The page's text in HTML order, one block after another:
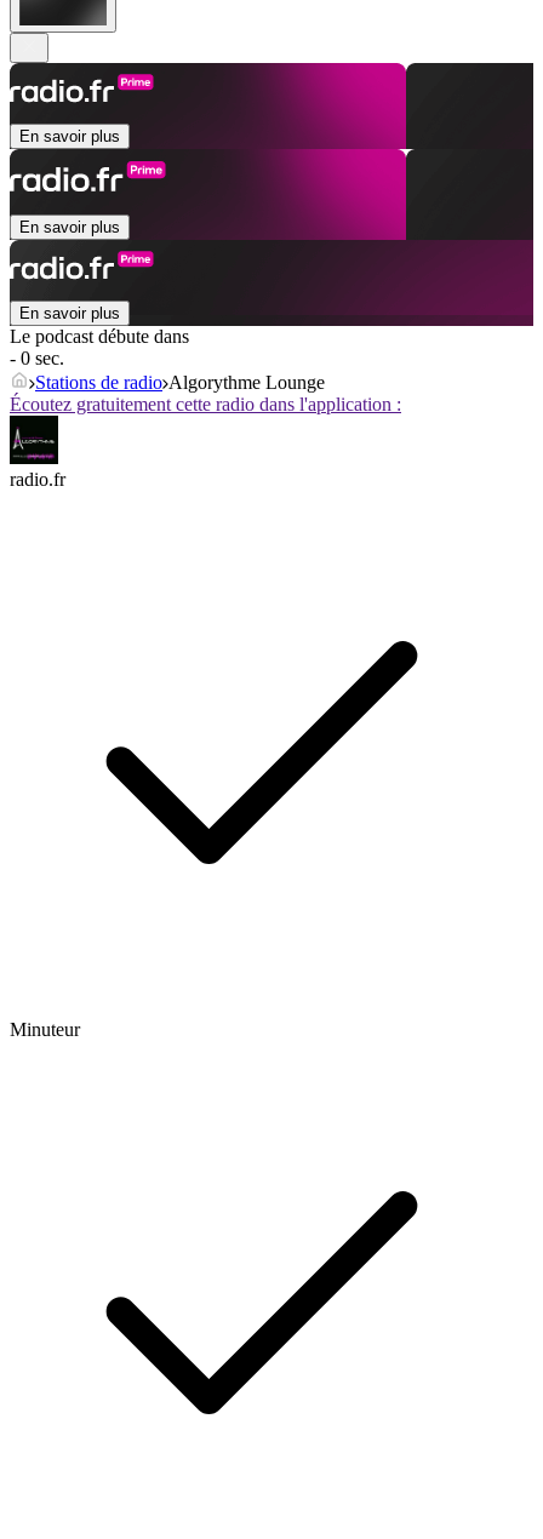
En savoir plus
En savoir plus
En savoir plus
Le podcast débute dans
- 0 sec.
Stations de radio Algorythme Lounge
Écoutez gratuitement cette radio dans l'application :
radio.fr
Minuteur